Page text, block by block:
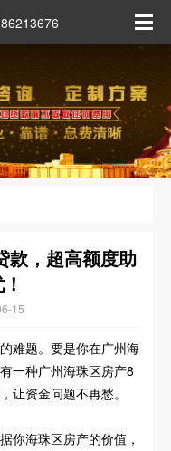
款，超高额度助
15
难题。要是你在广州海
一种广州海珠区房产8
让资金问题不再愁。
你海珠区房产的价值，